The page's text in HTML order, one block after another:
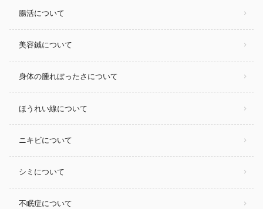
腸活について
美容鍼について
身体の腫れぼったさについて
ほうれい線について
ニキビについて
シミについて
不眠症について